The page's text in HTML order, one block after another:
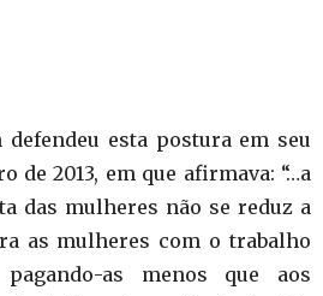
esta postura em seu
de 2013, em que afirmava: “…a
das mulheres não se reduz a
as mulheres com o trabalho
as menos que aos